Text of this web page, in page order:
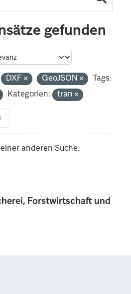
Forstwirtschaft und
gefunden
DXF GeoJSON
Tags:
Kategorien: tran
anderen Suche.